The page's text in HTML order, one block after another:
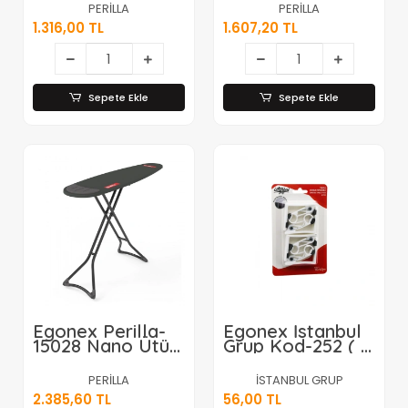
Table=36x112cm )
( Ayak &
Yükseklik=70x90cm
)*4=k
PERİLLA
1.316,00 TL
Sepete Ekle
Table=40x120cm
) ( Ayak &
Yükseklik=75x95cm
)*4=k
PERİLLA
1.607,20 TL
Sepete Ekle
Egonex Perilla-
15028 Nano Ütü
Masası ( Metal
Tabla=38x140cm
) (ayak &
PERİLLA
2.385,60 TL
Egonex İstanbul
Grup Kod-252 ( 4
Pcs ) ( Non-
slıp=kaydırmaz
Aparatlı ) Yaylı
İSTANBUL GRUP
56,00 TL